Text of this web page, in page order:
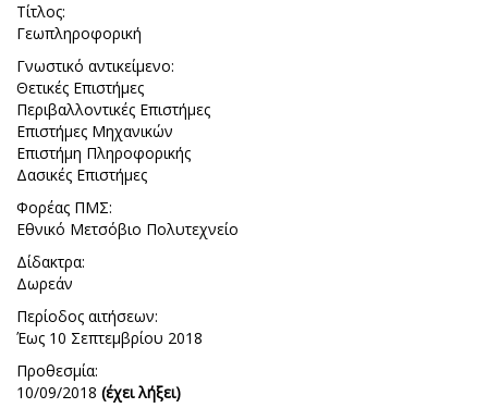
Τίτλος:
Γεωπληροφορική
Γνωστικό αντικείμενο:
Θετικές Επιστήμες
Περιβαλλοντικές Επιστήμες
Επιστήμες Μηχανικών
Επιστήμη Πληροφορικής
Δασικές Επιστήμες
Φορέας ΠΜΣ:
Εθνικό Μετσόβιο Πολυτεχνείο
Δίδακτρα:
Δωρεάν
Περίοδος αιτήσεων:
Έως 10 Σεπτεμβρίου 2018
Προθεσμία:
10/09/2018 (έχει λήξει)